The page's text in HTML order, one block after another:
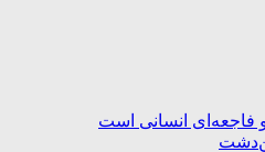
فاجعه‌ای انسانی است